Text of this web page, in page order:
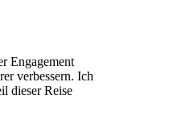
Engagement
verbessern. Ich
dieser Reise